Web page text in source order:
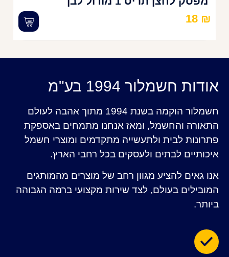
18 ₪
אודות חשמלור 1994 בע"מ
חשמלור הוקמה בשנת 1994 מתוך אהבה לעולם
התאורה והחשמל, ומאז אנחנו מתמחים באספקת
פתרונות לבית ולתעשייה מתקדמים ומוצרי חשמל
איכותיים לבתים ולעסקים בכל רחבי הארץ.
אנו גאים להציע מגוון רחב של מוצרים מהמותגים
המובילים בעולם, לצד שירות מקצועי ברמה הגבוהה
ביותר.